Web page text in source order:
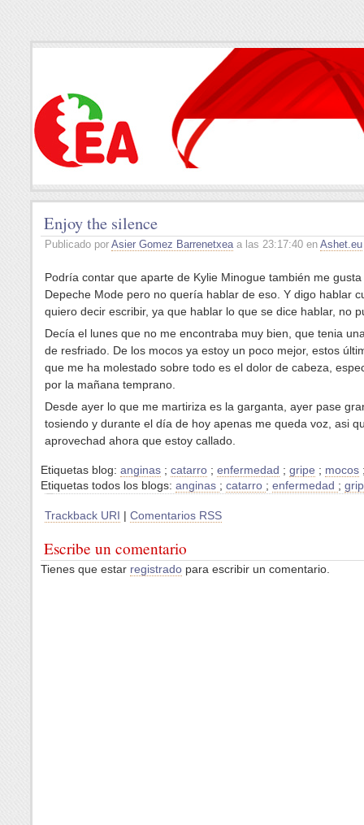
Enjoy the silence
Publicado por Asier Gomez Barrenetxeaa las 23:17:40 en Ashet.eu
Podría contar que aparte de Kylie Minogue también me
Depeche Mode pero no quería hablar de eso. Y digo hablar
quiero decir escribir, ya que hablar lo que se dice hablar, no
Decía el lunes que no me encontraba muy bien, que tenia
de resfriado. De los mocos ya estoy un poco mejor, estos
que me ha molestado sobre todo es el dolor de cabeza,
por la mañana temprano.
Desde ayer lo que me martiriza es la garganta, ayer pase
tosiendo y durante el día de hoy apenas me queda voz, asi
aprovechad ahora que estoy callado.
Etiquetas blog: anginas ; catarro ; enfermedad ; gripe ; mocos
Etiquetas todos los blogs: anginas ; catarro ; enfermedad ;
Trackback URI | Comentarios RSS
Escribe un comentario
Tienes que estar registrado para escribir un comentario.